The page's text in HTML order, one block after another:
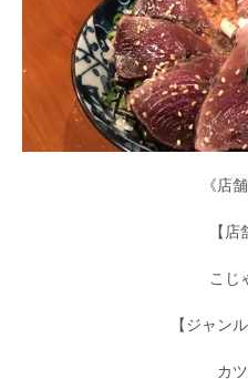
《店
【店
こじ
【ジャン
カ